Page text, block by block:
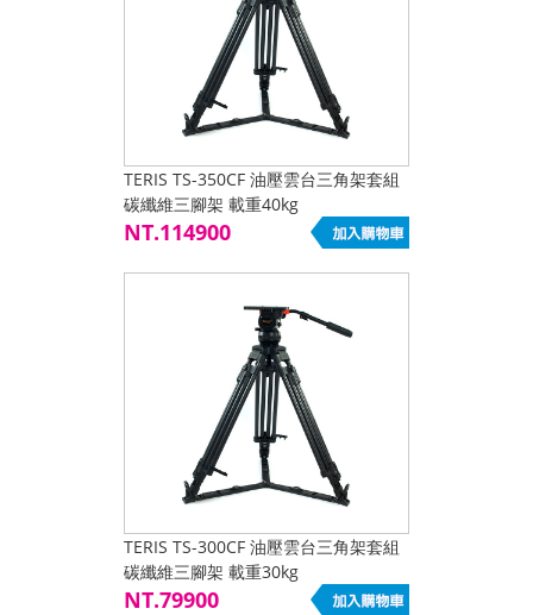
TERIS TS-350CF 油壓雲台三角架套組
碳纖維三腳架 載重40kg
NT.114900
TERIS TS-300CF 油壓雲台三角架套組
碳纖維三腳架 載重30kg
NT.79900